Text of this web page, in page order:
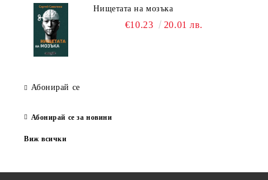
Нищетата на мозъка
€10.23 20.01 лв.
Абонирай се
Абонирай се за новини
Виж всички